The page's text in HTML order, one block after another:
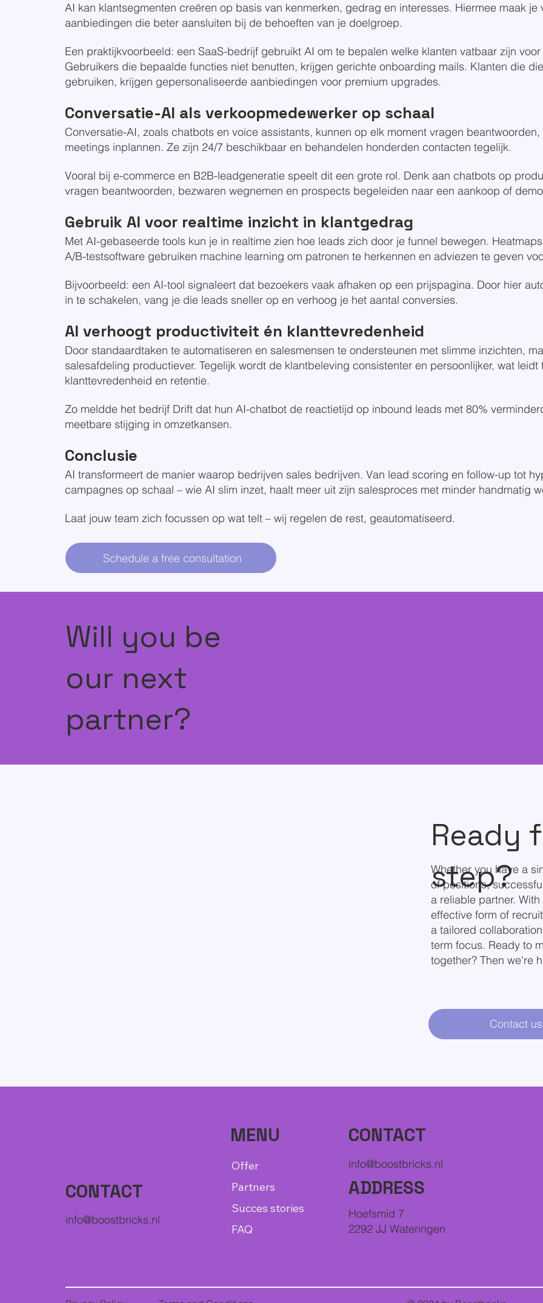
AI kan klantsegmenten creëren op basis van kenmerken, gedrag en interesses. Hiermee maak je
aanbiedingen die beter aansluiten bij de behoeften van je doelgroep.
Een praktijkvoorbeeld: een SaaS-bedrijf gebruikt AI om te bepalen welke klanten vatbaar zijn
Gebruikers die bepaalde functies niet benutten, krijgen gerichte onboarding mails. Klanten die
gebruiken, krijgen gepersonaliseerde aanbiedingen voor premium upgrades.
Conversatie-AI als verkoopmedewerker op schaal
Conversatie-AI, zoals chatbots en voice assistants, kunnen op elk moment vragen
meetings inplannen. Ze zijn 24/7 beschikbaar en behandelen honderden contacten tegelijk.
Vooral bij e-commerce en B2B-leadgeneratie speelt dit een grote rol. Denk aan chatbots op
vragen beantwoorden, bezwaren wegnemen en prospects begeleiden naar een aankoop of
Gebruik AI voor realtime inzicht in klantgedrag
Met AI-gebaseerde tools kun je in realtime zien hoe leads zich door je funnel bewegen.
A/B-testsoftware gebruiken machine learning om patronen te herkennen en adviezen te geven
Bijvoorbeeld: een AI-tool signaleert dat bezoekers vaak afhaken op een prijspagina. Door hier
in te schakelen, vang je die leads sneller op en verhoog je het aantal conversies.
AI verhoogt productiviteit én klanttevredenheid
Door standaardtaken te automatiseren en salesmensen te ondersteunen met slimme inzichten,
salesafdeling productiever. Tegelijk wordt de klantbeleving consistenter en persoonlijker, wat leidt
klanttevredenheid en retentie.
Zo meldde het bedrijf Drift dat hun AI-chatbot de reactietijd op inbound leads met 80%
meetbare stijging in omzetkansen.
Conclusie
AI transformeert de manier waarop bedrijven sales bedrijven. Van lead scoring en follow-up tot
campagnes op schaal – wie AI slim inzet, haalt meer uit zijn salesproces met minder handmatig
Laat jouw team zich focussen op wat telt – wij regelen de rest, geautomatiseerd.
Schedule a free consultation
Will you be
our next
partner?
Ready
step?
Whether you have a
of positions,
a reliable partner.
effective form of
a tailored
term focus. Ready to
together? Then we're
Contact us
CONTACT
info@boostbricks.nl
MENU
Offer
Partners
Succes stories
FAQ
CONTACT
info@boostbricks.nl
ADDRESS
Hoefsmid 7
2292 JJ Wateringen